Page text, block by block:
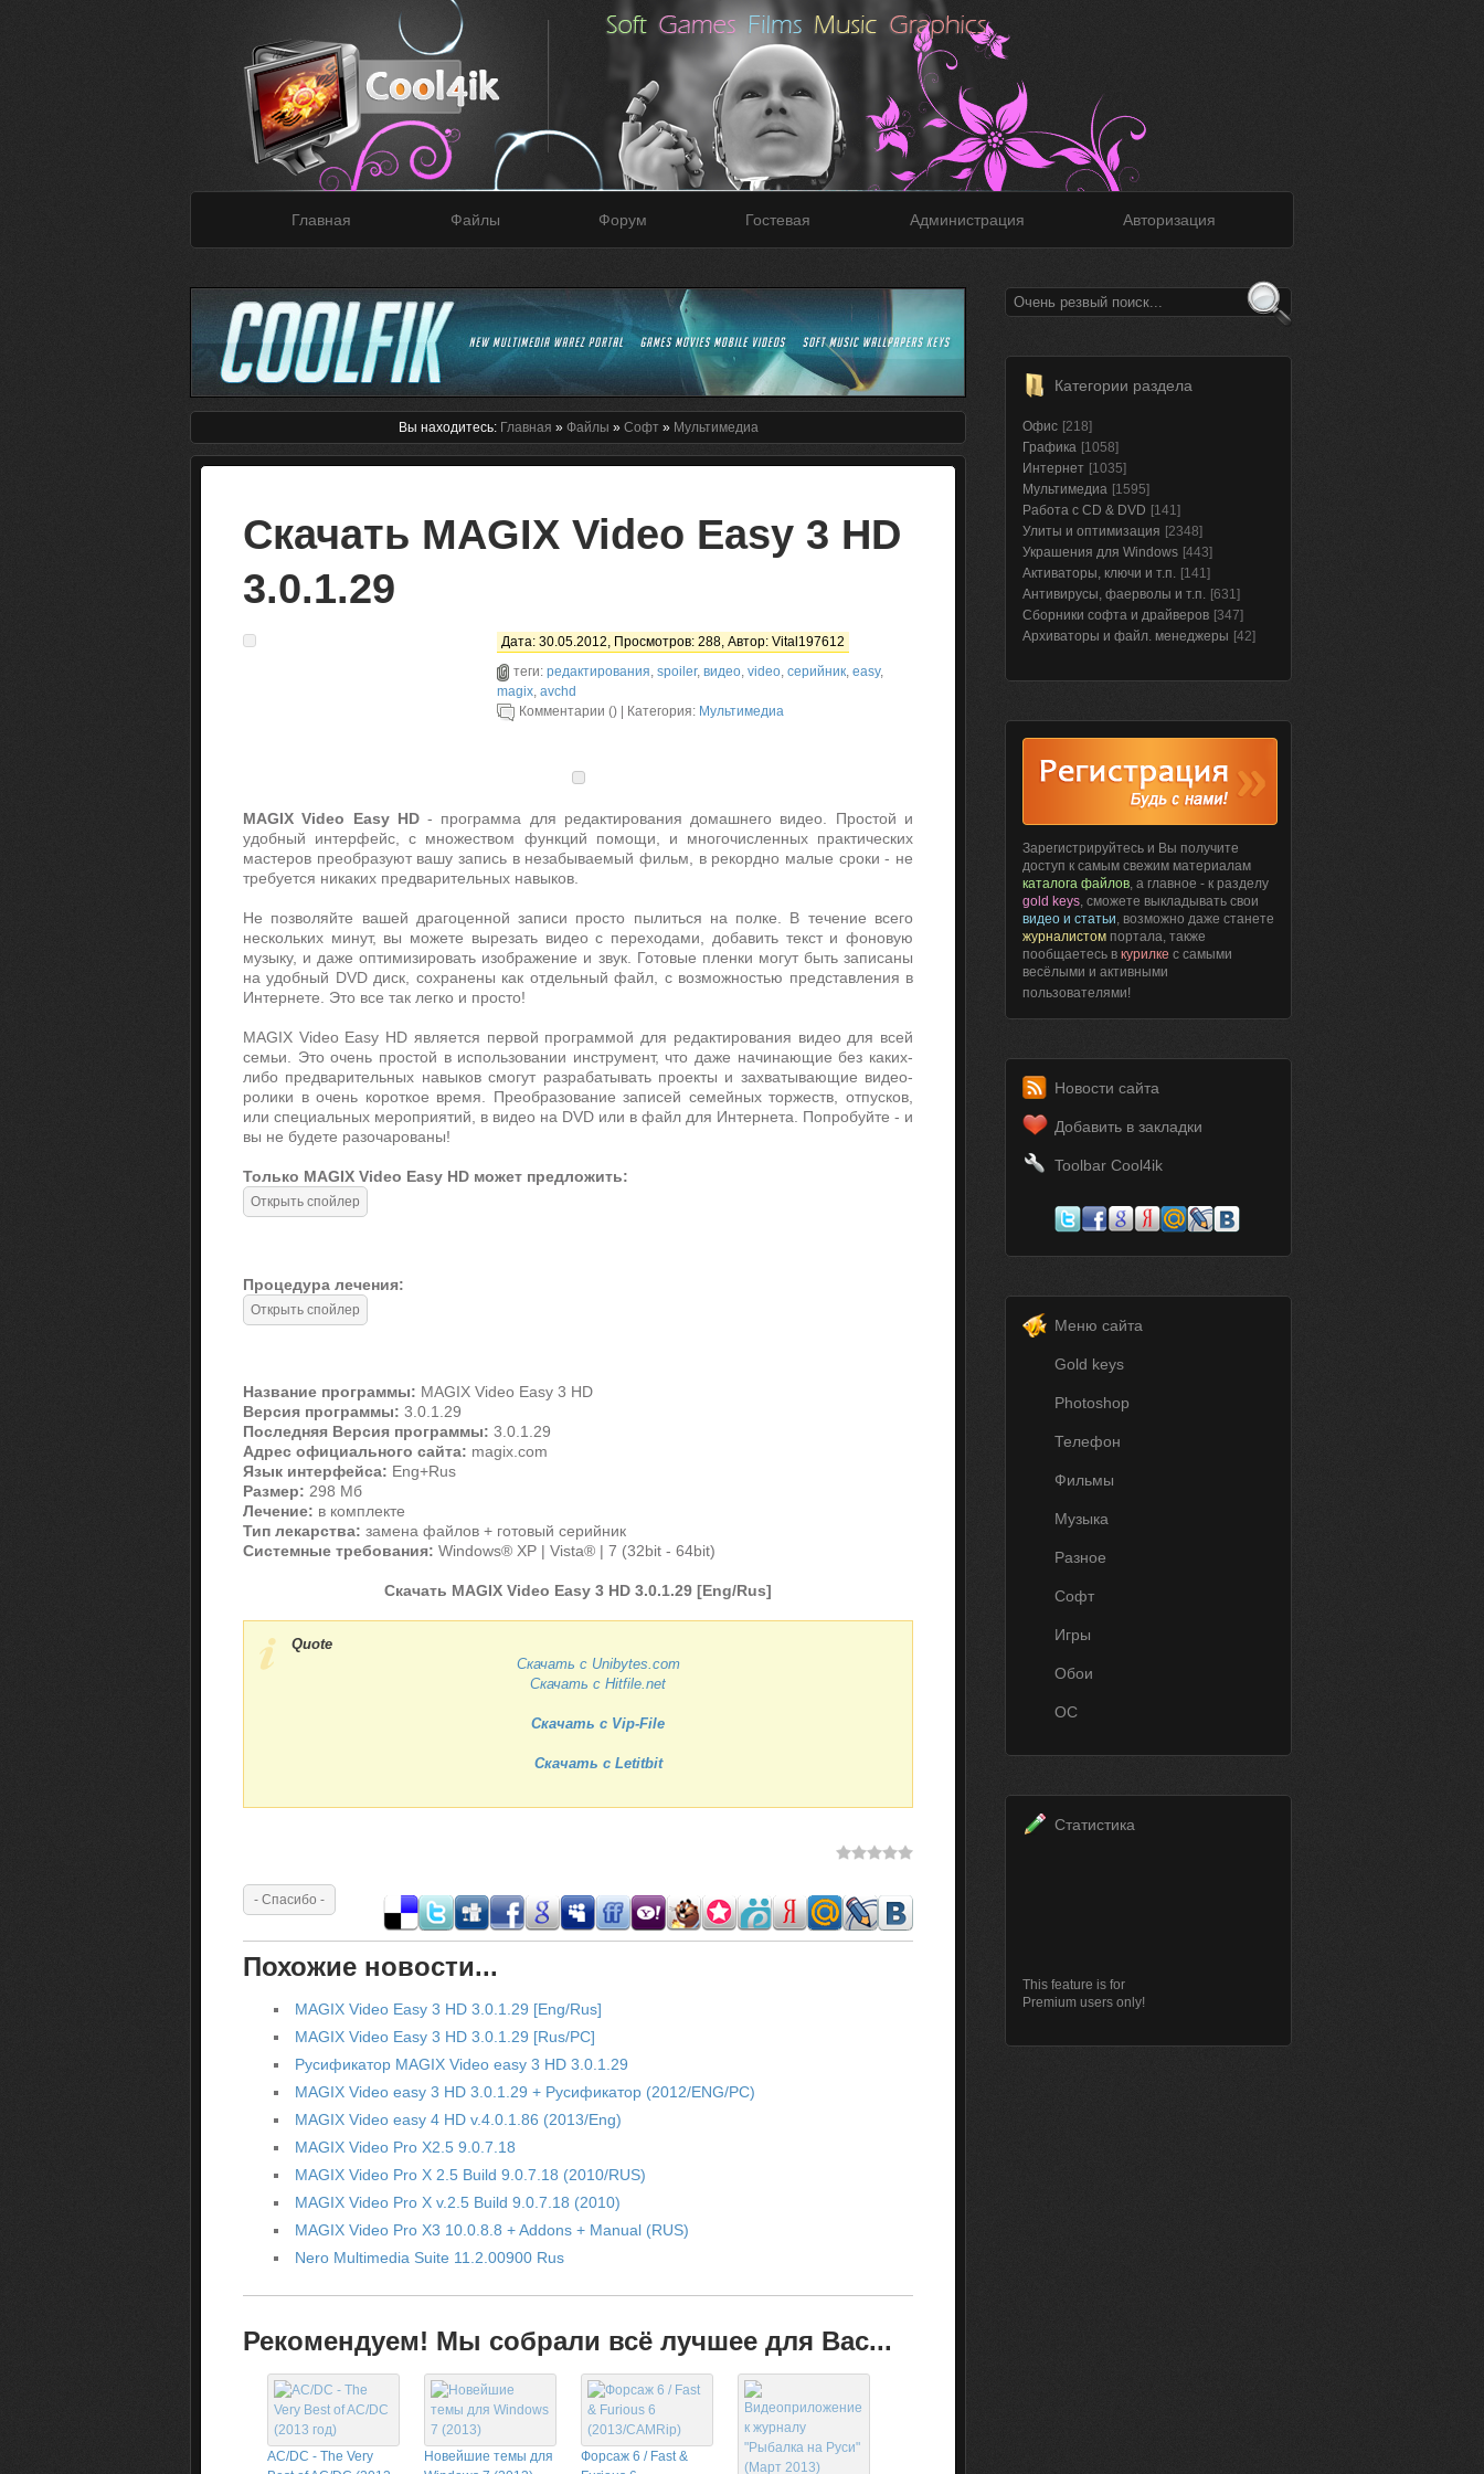
Главная Файлы Форум Гостевая Администрация Авторизация
Вы находитесь: Главная » Файлы » Софт» Мультимедиа
Скачать MAGIX Video Easy 3 HD
3.0.1.29
Дата: 30.05.2012, Просмотров: 288, Автор: Vital197612
теги: редактирования, spoiler, видео, video, серийник, easy,
magix, avchd
Комментарии () | Категория: Мультимедиа
MAGIX Video Easy HD- программа для редактирования домашнего видео. Простой и
удобный интерфейс, с множеством функций помощи, и многочисленных практических
мастеров преобразуют вашу запись в незабываемый фильм, в рекордно малые сроки - не
требуется никаких предварительных навыков.
Не позволяйте вашей драгоценной записи просто пылиться на полке. В течение всего
нескольких минут, вы можете вырезать видео с переходами, добавить текст и фоновую
музыку, и даже оптимизировать изображение и звук. Готовые пленки могут быть записаны
на удобный DVD диск, сохранены как отдельный файл, с возможностью представления в
Интернете. Это все так легко и просто!
MAGIX Video Easy HD является первой программой для редактирования видео для всей
семьи. Это очень простой в использовании инструмент, что даже начинающие без каких-
либо предварительных навыков смогут разрабатывать проекты и захватывающие видео-
ролики в очень короткое время. Преобразование записей семейных торжеств, отпусков,
или специальных мероприятий, в видео на DVD или в файл для Интернета. Попробуйте - и
вы не будете разочарованы!
Только MAGIX Video Easy HD может предложить:
Процедура лечения:
Название программы: MAGIX Video Easy 3 HD
Версия программы: 3.0.1.29
Последняя Версия программы: 3.0.1.29
Адрес официального сайта: magix.com
Язык интерфейса: Eng+Rus
Размер: 298 Мб
Лечение: в комплекте
Тип лекарства: замена файлов + готовый серийник
Системные требования: Windows® XP | Vista® | 7 (32bit - 64bit)
Скачать MAGIX Video Easy 3 HD 3.0.1.29 [Eng/Rus]
Quote
Скачать с Unibytes.com
Скачать с Hitfile.net
Скачать с Vip-File
Скачать с Letitbit
Похожие новости...
MAGIX Video Easy 3 HD 3.0.1.29 [Eng/Rus]
MAGIX Video Easy 3 HD 3.0.1.29 [Rus/PC]
Русификатор MAGIX Video easy 3 HD 3.0.1.29
MAGIX Video easy 3 HD 3.0.1.29 + Русификатор (2012/ENG/PC)
MAGIX Video easy 4 HD v.4.0.1.86 (2013/Eng)
MAGIX Video Pro X2.5 9.0.7.18
MAGIX Video Pro X 2.5 Build 9.0.7.18 (2010/RUS)
MAGIX Video Pro X v.2.5 Build 9.0.7.18 (2010)
MAGIX Video Pro X3 10.0.8.8 + Addons + Manual (RUS)
Nero Multimedia Suite 11.2.00900 Rus
Рекомендуем! Мы собрали всё лучшее для Вас...
AC/DC - The Very
Новейшие темы для
Форсаж 6 / Fast &
Категории раздела
Офис [218]
Графика [1058]
Интернет [1035]
Мультимедиа [1595]
Работа с CD & DVD [141]
Улиты и оптимизация [2348]
Украшения для Windows [443]
Активаторы, ключи и т.п. [141]
Антивирусы, фаерволы и т.п. [631]
Сборники софта и драйверов [347]
Архиваторы и файл. менеджеры [42]
Зарегистрируйтесь и Вы получите
доступ к самым свежим материалам
каталога файлов, а главное - к разделу
gold keys, сможете выкладывать свои
видео и статьи, возможно даже станете
журналистом портала, также
пообщаетесь в курилке с самыми
весёлыми и активными
пользователями!
Новости сайта
Добавить в закладки
Toolbar Cool4ik
Меню сайта
Gold keys
Photoshop
Телефон
Фильмы
Музыка
Разное
Софт
Игры
Обои
ОС
Статистика
This feature is for
Premium users only!